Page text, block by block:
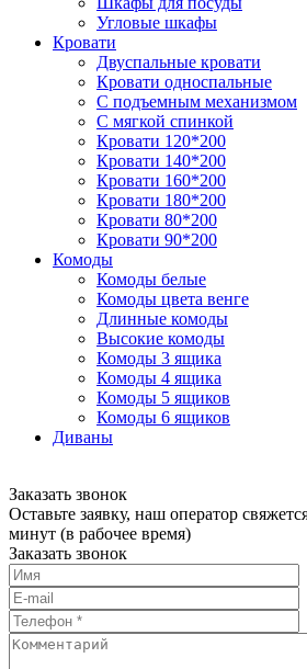
Угловые шкафы
Кровати
Двуспальные кровати
Кровати односпальные
С подъемным механизмом
С мягкой спинкой
Кровати 120*200
Кровати 140*200
Кровати 160*200
Кровати 180*200
Кровати 80*200
Кровати 90*200
Комоды
Комоды белые
Комоды цвета венге
Длинные комоды
Высокие комоды
Комоды 3 ящика
Комоды 4 ящика
Комоды 5 ящиков
Комоды 6 ящиков
Диваны
Заказать звонок
Оставьте заявку, наш оператор
минут (в рабочее время)
Заказать звонок